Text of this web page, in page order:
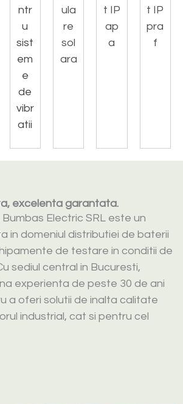
ntr
u
sist
em
e
de
vibr
atii
ula
re
sol
ara
t IP
ap
a
t IP
pra
f
excelenta garantata.
Electric SRL este un
in domeniul distributiei de baterii
de testare in conditii de
sediul central in Bucuresti,
experienta de peste 30 de ani
a oferi solutii de inalta calitate
industrial, cat si pentru cel